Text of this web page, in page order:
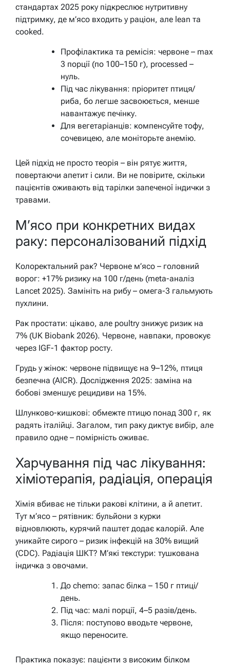
стандартах 2025 року підкреслює нутритивну
підтримку, де м’ясо входить у раціон, але lean та
cooked.
Профілактика та ремісія: червоне – max
3 порції (по 100–150 г), processed –
нуль.
Під час лікування: пріоритет птиця/
риба, бо легше засвоюється, менше
навантажує печінку.
Для вегетаріанців: компенсуйте тофу,
сочевицею, але моніторьте анемію.
Цей підхід не просто теорія – він рятує життя,
повертаючи апетит і сили. Ви не повірите, скільки
пацієнтів оживають від тарілки запеченої індички з
травами.
М’ясо при конкретних видах
раку: персоналізований підхід
Колоректальний рак? Червоне м’ясо – головний
ворог: +17% ризику на 100 г/день (meta-аналіз
Lancet 2025). Замініть на рибу – омега-3 гальмують
пухлини.
Рак простати: цікаво, але poultry знижує ризик на
7% (UK Biobank 2026). Червоне, навпаки, провокує
через IGF-1 фактор росту.
Грудь у жінок: червоне підвищує на 9–12%, птиця
безпечна (AICR). Дослідження 2025: заміна на
бобові зменшує рецидиви на 15%.
Шлунково-кишкові: обмежте птицю понад 300 г, як
радять італійці. Загалом, тип раку диктує вибір, але
правило одне – помірність оживає.
Харчування під час лікування:
хіміотерапія, радіація, операція
Хімія вбиває не тільки ракові клітини, а й апетит.
Тут м’ясо – рятівник: бульйони з курки
відновлюють, курячий паштет додає калорій. Але
уникайте сирого – ризик інфекцій на 30% вищий
(CDC). Радіація ШКТ? М’які текстури: тушкована
індичка з овочами.
До chemo: запас білка – 150 г птиці/
день.
Під час: малі порції, 4–5 разів/день.
Після: поступово вводьте червоне,
якщо переносите.
Практика показує: пацієнти з високим білком